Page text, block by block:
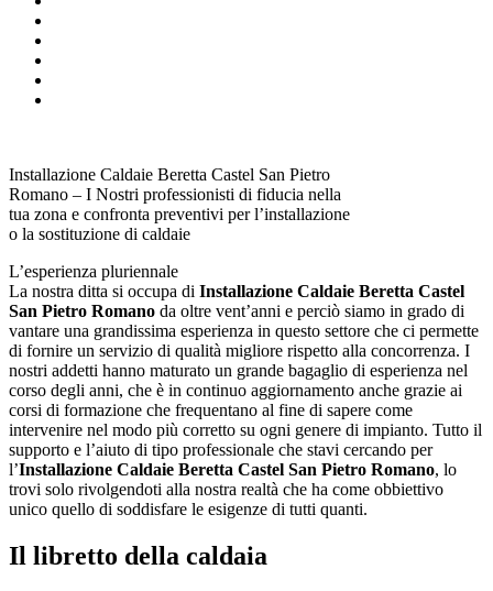
Installazione Caldaie Beretta Castel San Pietro
Romano – I Nostri professionisti di fiducia nella
tua zona e confronta preventivi per l’installazione
o la sostituzione di caldaie
L’esperienza pluriennale
La nostra ditta si occupa di Installazione Caldaie Beretta Castel
San Pietro Romano da oltre vent’anni e perciò siamo in grado di
vantare una grandissima esperienza in questo settore che ci permette
di fornire un servizio di qualità migliore rispetto alla concorrenza. I
nostri addetti hanno maturato un grande bagaglio di esperienza nel
corso degli anni, che è in continuo aggiornamento anche grazie ai
corsi di formazione che frequentano al fine di sapere come
intervenire nel modo più corretto su ogni genere di impianto. Tutto il
supporto e l’aiuto di tipo professionale che stavi cercando per
l’Installazione Caldaie Beretta Castel San Pietro Romano, lo
trovi solo rivolgendoti alla nostra realtà che ha come obbiettivo
unico quello di soddisfare le esigenze di tutti quanti.
Il libretto della caldaia